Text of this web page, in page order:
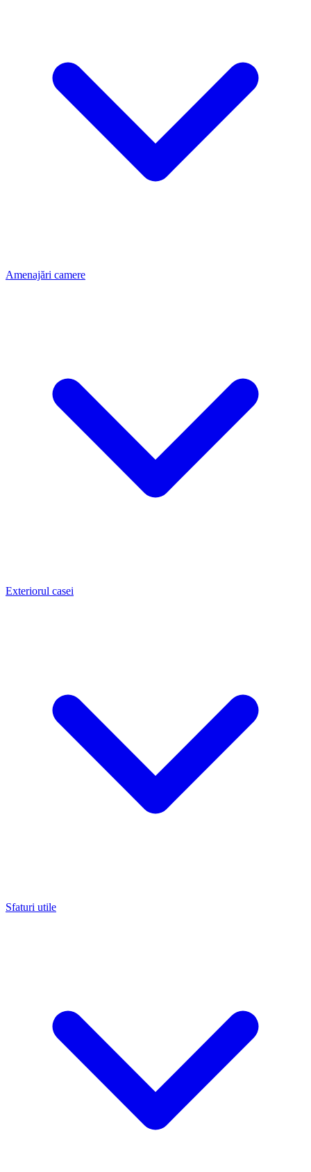
Amenajări camere
Exteriorul casei
Sfaturi utile